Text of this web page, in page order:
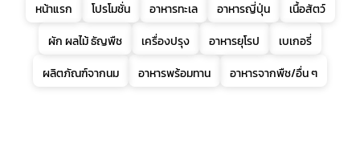
หน้าแรก โปรโมชั่น อาหารทะเล อาหารญี่ปุ่น
เนื้อสัตว์
ผัก ผลไม้ ธัญพืช
เครื่องปรุง อาหารยุโรป
เบเกอรี่
ผลิตภัณฑ์จากนม
อาหารพร้อมทาน อาหารจากพืช/อื่น ๆ